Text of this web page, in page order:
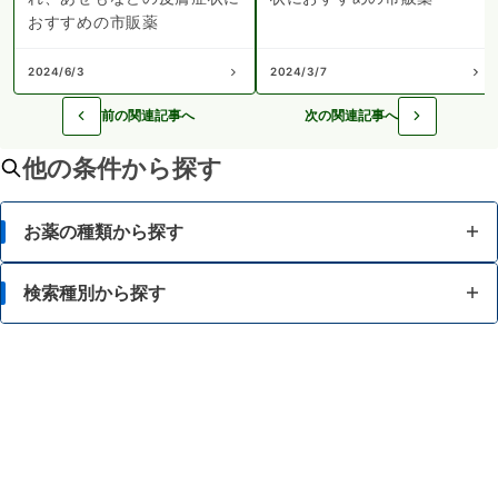
おすすめの市販薬
2024/6/3 2024/3/7
前の関連記事へ 次の関連記事へ
他の条件から探す
お薬の種類から探す
かぜ薬
検索種別から探す